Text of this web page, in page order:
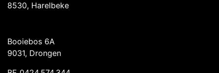
8530, Harelbeke
Booiebos 6A
9031, Drongen